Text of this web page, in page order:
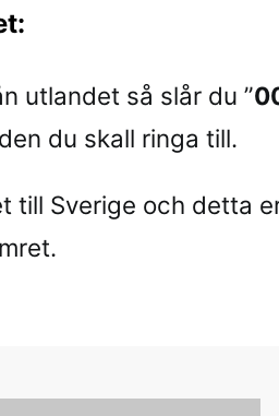
utlandet så slår du ”
du skall ringa till.
till Sverige och detta